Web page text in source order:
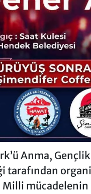
Anma, Gençlik
tarafından
Milli